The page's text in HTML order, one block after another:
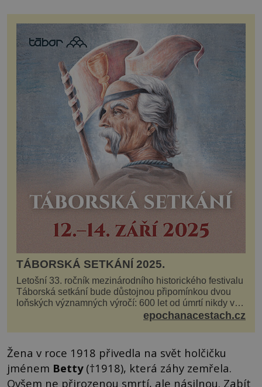
TÁBORSKÁ SETKÁNÍ 2025.
Letošní 33. ročník mezinárodního historického festivalu
Táborská setkání bude důstojnou připomínkou dvou
loňských významných výročí: 600 let od úmrtí nikdy v
poli neporaženého hejtmana Jana Žižky z Tr...
epochanacestach.cz
Žena v roce 1918 přivedla na svět holčičku
jménem Betty (†1918), která záhy zemřela.
Ovšem ne přirozenou smrtí, ale násilnou. Zabít